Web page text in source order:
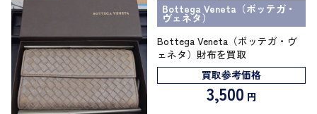
Bottega Veneta（ボッテガ・
ヴェネタ）
Bottega Veneta（ボッテガ・ヴ
ェネタ）財布を買取
買取参考価格
3,500 円